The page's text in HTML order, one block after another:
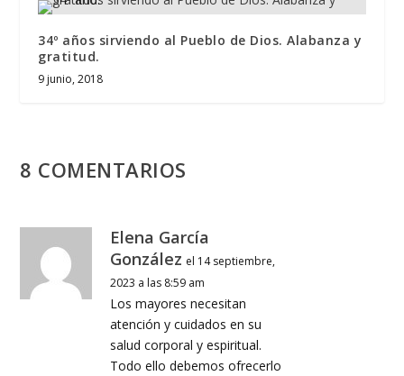
34º años sirviendo al Pueblo de Dios. Alabanza y
gratitud.
9 junio, 2018
8 COMENTARIOS
Elena García
González el 14 septiembre,
2023 a las 8:59 am
Los mayores necesitan
atención y cuidados en su
salud corporal y espiritual.
Todo ello debemos ofrecerlo